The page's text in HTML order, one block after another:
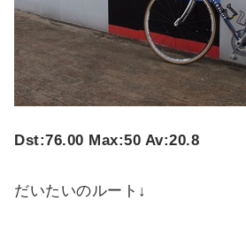
Dst:76.00 Max:50 Av:20.8
だいたいのルート↓